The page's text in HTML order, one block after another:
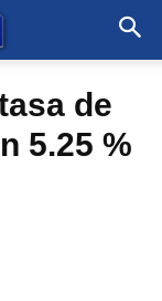
de
5.25 %